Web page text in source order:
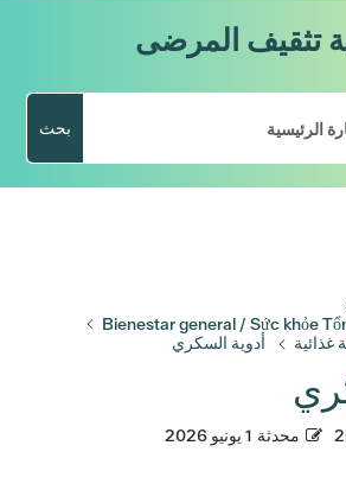
تثقيف المرضى
بحث
غذائية أدوية السكري
محدثة 1 يونيو 2026